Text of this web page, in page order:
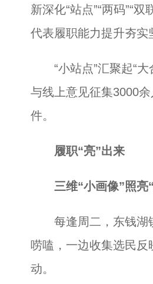
新深化“站点”“两码”“
代表履职能力提升夯实
“小站点”汇聚起“大
与线上意见征集3000
件。
履职“亮”出来
三维“小画像”照亮
每逢周二，东钱湖镇
唠嗑，一边收集选民反
动。